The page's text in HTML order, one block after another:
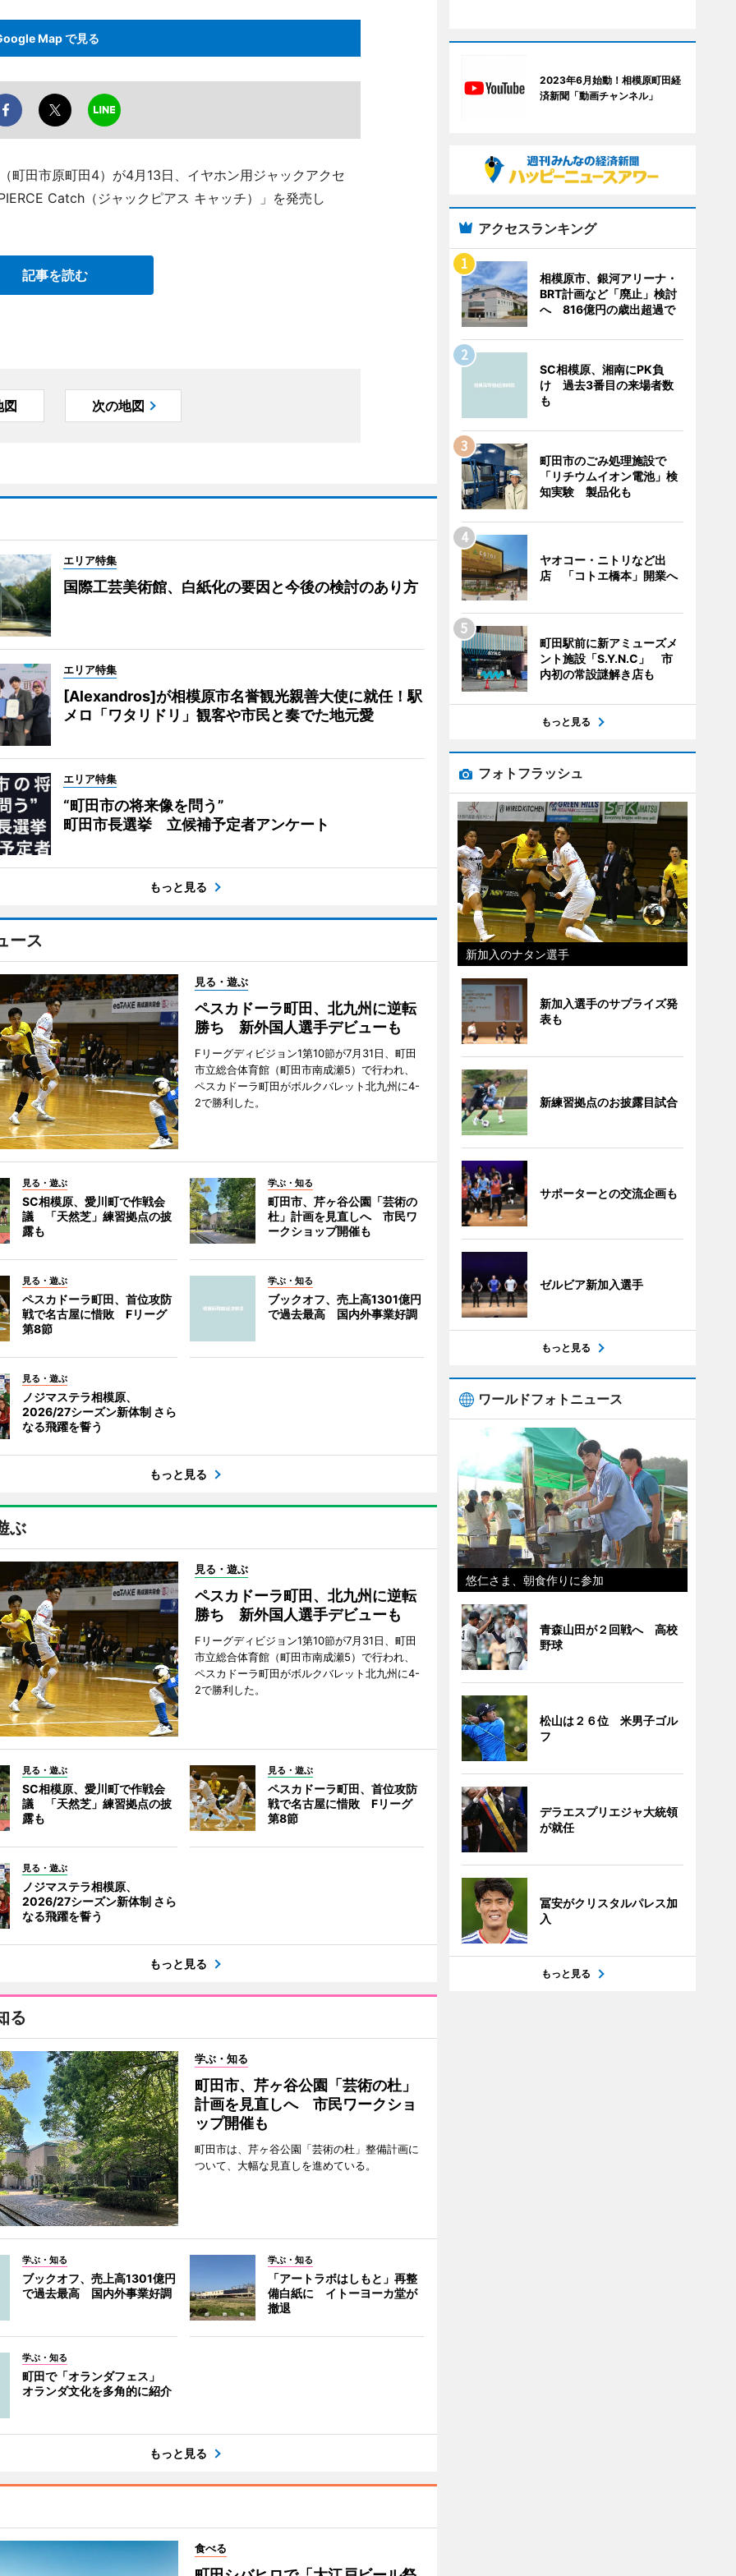
Map で見る
町田市原町田4）が4月13日、イヤホン用ジャックアクセ
Catch（ジャックピアス キャッチ）」を発売し
記事を読む
図 次の地図
エリア特集
国際工芸美術館、白紙化の要因と今後の検討のあり方
エリア特集
[Alexandros]が相模原市名誉観光親善大使に就任！駅
メロ「ワタリドリ」観客や市民と奏でた地元愛
エリア特集
“町田市の将来像を問う”
町田市長選挙 立候補予定者アンケート
もっと見る
ース
見る・遊ぶ
ペスカドーラ町田、北九州に逆転
勝ち 新外国人選手デビューも
Fリーグディビジョン1第10節が7月31日、町田
市立総合体育館（町田市南成瀬5）で行われ、
ペスカドーラ町田がボルクバレット北九州に4-
2で勝利した。
見る・遊ぶ
SC相模原、愛川町で作戦会
議 「天然芝」練習拠点の披
露も
学ぶ・知る
町田市、芹ヶ谷公園「芸術の
杜」計画を見直しへ 市民ワ
ークショップ開催も
見る・遊ぶ
ペスカドーラ町田、首位攻防
戦で名古屋に惜敗 Fリーグ
第8節
学ぶ・知る
ブックオフ、売上高1301億円
で過去最高 国内外事業好調
見る・遊ぶ
ノジマステラ相模原、
2026/27シーズン新体制 さら
なる飛躍を誓う
もっと見る
ぶ
見る・遊ぶ
ペスカドーラ町田、北九州に逆転
勝ち 新外国人選手デビューも
Fリーグディビジョン1第10節が7月31日、町田
市立総合体育館（町田市南成瀬5）で行われ、
ペスカドーラ町田がボルクバレット北九州に4-
2で勝利した。
見る・遊ぶ
SC相模原、愛川町で作戦会
議 「天然芝」練習拠点の披
露も
見る・遊ぶ
ペスカドーラ町田、首位攻防
戦で名古屋に惜敗 Fリーグ
第8節
見る・遊ぶ
ノジマステラ相模原、
2026/27シーズン新体制 さら
なる飛躍を誓う
もっと見る
る
学ぶ・知る
町田市、芹ヶ谷公園「芸術の杜」
計画を見直しへ 市民ワークショ
ップ開催も
町田市は、芹ヶ谷公園「芸術の杜」整備計画に
ついて、大幅な見直しを進めている。
学ぶ・知る
ブックオフ、売上高1301億円
で過去最高 国内外事業好調
学ぶ・知る
「アートラボはしもと」再整
備白紙に イトーヨーカ堂が
撤退
学ぶ・知る
町田で「オランダフェス」
オランダ文化を多角的に紹介
もっと見る
食べる
2023年6月始動！相模原町田経
済新聞「動画チャンネル」
アクセスランキング
相模原市、銀河アリーナ・
BRT計画など「廃止」検討
へ 816億円の歳出超過で
SC相模原、湘南にPK負
け 過去3番目の来場者数
も
町田市のごみ処理施設で
「リチウムイオン電池」検
知実験 製品化も
ヤオコー・ニトリなど出
店 「コトエ橋本」開業へ
町田駅前に新アミューズメ
ント施設「S.Y.N.C」 市
内初の常設謎解き店も
もっと見る
フォトフラッシュ
新加入のナタン選手
新加入選手のサプライズ発
表も
新練習拠点のお披露目試合
サポーターとの交流企画も
ゼルビア新加入選手
もっと見る
ワールドフォトニュース
悠仁さま、朝食作りに参加
青森山田が２回戦へ 高校
野球
松山は２６位 米男子ゴル
フ
デラエスプリエジャ大統領
が就任
冨安がクリスタルパレス加
入
もっと見る